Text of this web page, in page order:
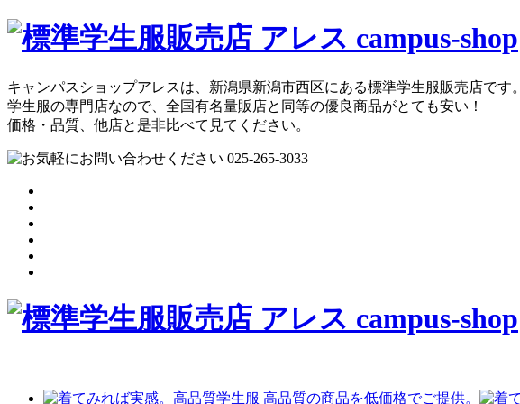
キャンパスショップアレスは、新潟県新潟市西区にある標準学生服販売店です。
学生服の専門店なので、全国有名量販店と同等の優良商品がとても安い！
価格・品質、他店と是非比べて見てください。